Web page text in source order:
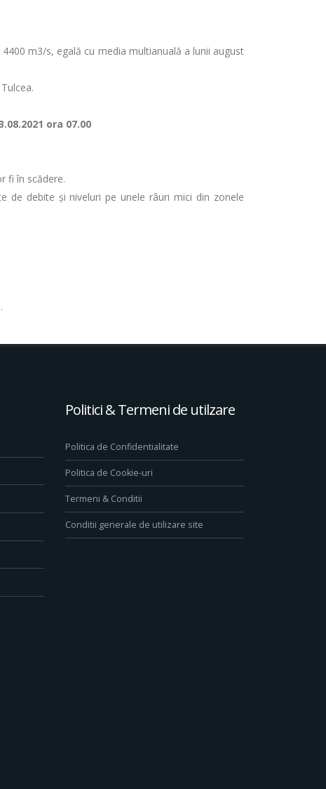
m3/s, egală cu media multianuală a lunii august
ora 07.00
fi în scădere.
de debite și niveluri pe unele râuri mici din zonele
Politici & Termeni de utilzare
Politica de Confidentialitate
Politica de Cookie-uri
Termeni & Conditii
Conditii generale de utilizare site